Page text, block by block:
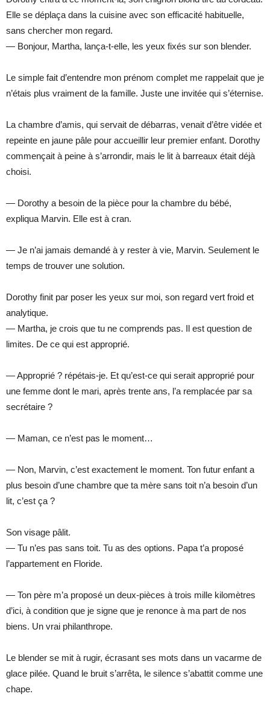
Elle se déplaça dans la cuisine avec son efficacité habituelle,
sans chercher mon regard.
— Bonjour, Martha, lança-t-elle, les yeux fixés sur son blender.
Le simple fait d’entendre mon prénom complet me rappelait que je
n’étais plus vraiment de la famille. Juste une invitée qui s’éternise.
La chambre d’amis, qui servait de débarras, venait d’être vidée et
repeinte en jaune pâle pour accueillir leur premier enfant. Dorothy
commençait à peine à s’arrondir, mais le lit à barreaux était déjà
choisi.
— Dorothy a besoin de la pièce pour la chambre du bébé,
expliqua Marvin. Elle est à cran.
— Je n’ai jamais demandé à y rester à vie, Marvin. Seulement le
temps de trouver une solution.
Dorothy finit par poser les yeux sur moi, son regard vert froid et
analytique.
— Martha, je crois que tu ne comprends pas. Il est question de
limites. De ce qui est approprié.
— Approprié ? répétais-je. Et qu’est-ce qui serait approprié pour
une femme dont le mari, après trente ans, l’a remplacée par sa
secrétaire ?
— Maman, ce n’est pas le moment…
— Non, Marvin, c’est exactement le moment. Ton futur enfant a
plus besoin d’une chambre que ta mère sans toit n’a besoin d’un
lit, c’est ça ?
Son visage pâlit.
— Tu n’es pas sans toit. Tu as des options. Papa t’a proposé
l’appartement en Floride.
— Ton père m’a proposé un deux-pièces à trois mille kilomètres
d’ici, à condition que je signe que je renonce à ma part de nos
biens. Un vrai philanthrope.
Le blender se mit à rugir, écrasant ses mots dans un vacarme de
glace pilée. Quand le bruit s’arrêta, le silence s’abattit comme une
chape.